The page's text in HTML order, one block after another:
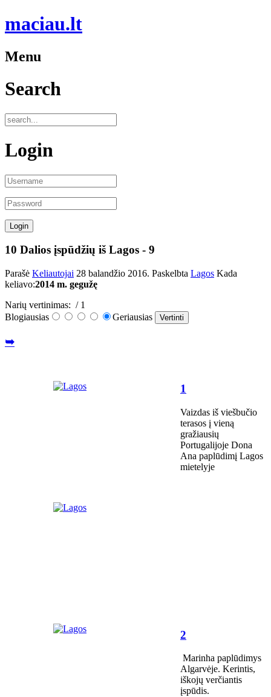
maciau.lt
Menu
Search
Login
10 Dalios įspūdžių iš Lagos - 9
Parašė Keliautojai 28 balandžio 2016. Paskelbta Lagos Kada
keliavo:2014 m. gegužę
Narių vertinimas: / 1
Blogiausias
Geriausias
➥
1
Vaizdas iš viešbučio
terasos į vieną
gražiausių
Portugalijoje Dona
Ana paplūdimį Lagos
mietelyje
2
Marinha paplūdimys
Algarvėje. Kerintis,
iškojų verčiantis
įspūdis.